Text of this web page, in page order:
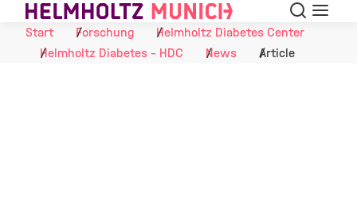
Skip to Content Suche
Start
Forschung
Helmholtz Diabetes Center
Helmholtz Diabetes - HDC
News Article